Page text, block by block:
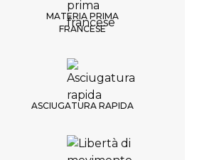
MATERIA PRIMA
FRANCESE
ASCIUGATURA RAPIDA